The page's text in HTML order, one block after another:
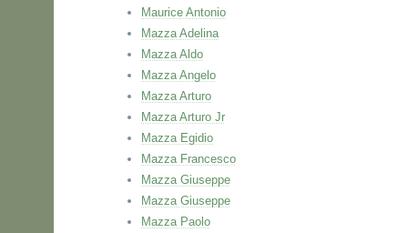
Maurice Antonio
Mazza Adelina
Mazza Aldo
Mazza Angelo
Mazza Arturo
Mazza Arturo Jr
Mazza Egidio
Mazza Francesco
Mazza Giuseppe
Mazza Giuseppe
Mazza Paolo